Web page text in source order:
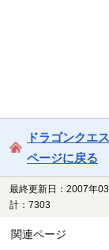
ドラゴンクエ
ページに戻る
最終更新日：2007年
計：7303
関連ページ